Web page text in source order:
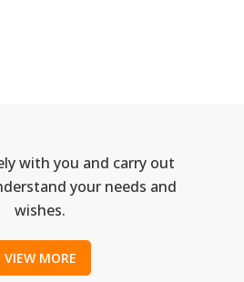
with you and carry out
your needs and
wishes.
VIEW MORE